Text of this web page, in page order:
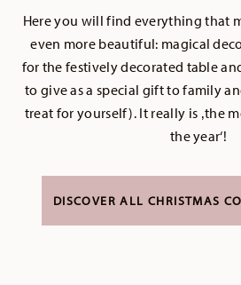
Here you will find everything that
even more beautiful: magical
for the festively decorated table
to give as a special gift to family
treat for yourself). It really is ‚the
the year‘!
DISCOVER ALL CHRISTMAS